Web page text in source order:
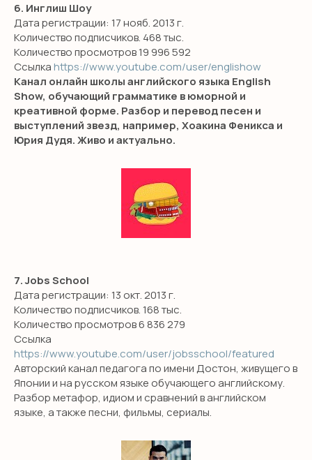
6. Инглиш Шоу
Дата регистрации: 17 нояб. 2013 г.
Количество подписчиков. 468 тыс.
Количество просмотров 19 996 592
Ссылкаhttps://www.youtube.com/user/englishow
Канал онлайн школы английского языка English
Show, обучающий грамматике в юморной и
креативной форме. Разбор и перевод песен и
выступлений звезд, например, Хоакина Феникса и
Юрия Дудя. Живо и актуально.
7. Jobs School
Дата регистрации: 13 окт. 2013 г.
Количество подписчиков. 168 тыс.
Количество просмотров 6 836 279
Ссылка
https://www.youtube.com/user/jobsschool/featured
Авторский канал педагога по имени Достон, живущего в
Японии и на русском языке обучающего английскому.
Разбор метафор, идиом и сравнений в английском
языке, а также песни, фильмы, сериалы.